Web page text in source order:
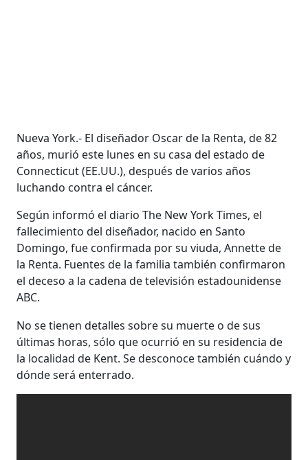
Nueva York.- El diseñador Oscar de la Renta, de 82
años, murió este lunes en su casa del estado de
Connecticut (EE.UU.), después de varios años
luchando contra el cáncer.
Según informó el diario The New York Times, el
fallecimiento del diseñador, nacido en Santo
Domingo, fue confirmada por su viuda, Annette de
la Renta. Fuentes de la familia también confirmaron
el deceso a la cadena de televisión estadounidense
ABC.
No se tienen detalles sobre su muerte o de sus
últimas horas, sólo que ocurrió en su residencia de
la localidad de Kent. Se desconoce también cuándo y
dónde será enterrado.